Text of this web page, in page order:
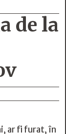
de la
ar fi furat, în